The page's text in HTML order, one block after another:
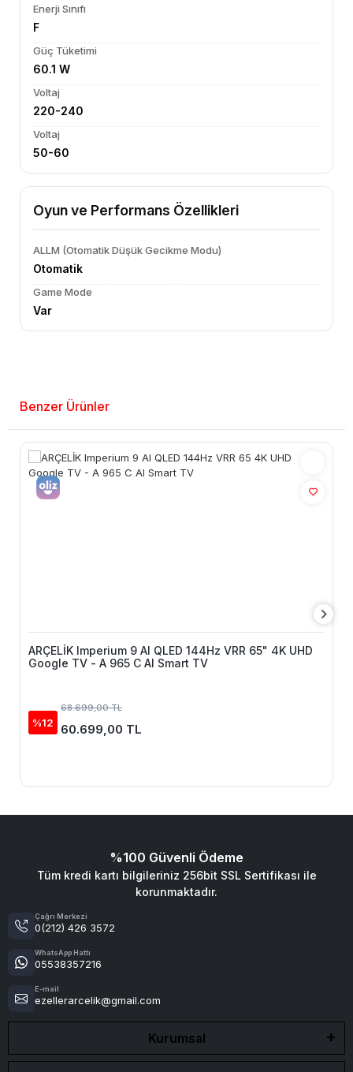
Enerji Sınıfı
F
Güç Tüketimi
60.1 W
Voltaj
220-240
Voltaj
50-60
Oyun ve Performans Özellikleri
ALLM (Otomatik Düşük Gecikme Modu)
Otomatik
Game Mode
Var
Benzer Ürünler
ARÇELİK Imperium 9 AI QLED 144Hz VRR 65" 4K UHD
Google TV - A 965 C AI Smart TV
%12
68.699,00 TL
60.699,00 TL
%100 Güvenli Ödeme
Tüm kredi kartı bilgileriniz 256bit SSL Sertifikası ile
korunmaktadır.
Çağrı Merkezi
0(212) 426 3572
WhatsApp Hattı
05538357216
E-mail
ezellerarcelik@gmail.com
Kurumsal